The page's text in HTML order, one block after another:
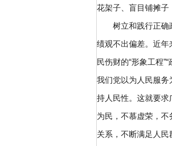
花架子、盲目铺摊子
树立和践行正确政
绩观不出偏差。近年
民伤财的“形象工程
我们党以为人民服务
持人民性。这就要求
为民，不慕虚荣，
关系，不断满足人民